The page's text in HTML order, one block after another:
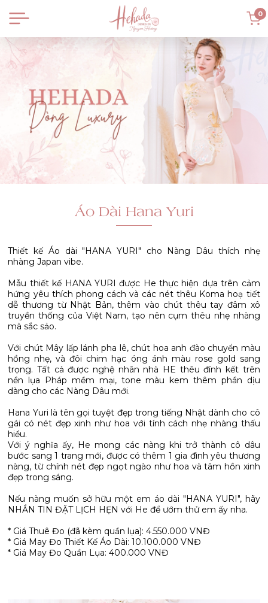
0
Áo Dài Hana Yuri
Thiết kế Áo dài "HANA YURI" cho Nàng Dâu thích nhẹ
nhàng Japan vibe.
Mẫu thiết kế HANA YURI được He thực hiện dựa trên cảm
hứng yêu thích phong cách và các nét thêu Koma hoạ tiết
dễ thương từ Nhật Bản, thêm vào chút thêu tay đâm xô
truyền thống của Việt Nam, tạo nên cụm thêu nhẹ nhàng
mà sắc sảo.
Với chút Mây lấp lánh pha lê, chút hoa anh đào chuyển màu
hồng nhẹ, và đôi chim hạc óng ánh màu rose gold sang
trọng. Tất cả được nghệ nhân nhà HE thêu đính kết trên
nền lụa Pháp mềm mại, tone màu kem thêm phần dịu
dàng cho các Nàng Dâu mới.
Hana Yuri là tên gọi tuyệt đẹp trong tiếng Nhật dành cho cô
gái có nét đẹp xinh như hoa với tính cách nhẹ nhàng thấu
hiểu.
Với ý nghĩa ấy, He mong các nàng khi trở thành cô dâu
bước sang 1 trang mới, được có thêm 1 gia đình yêu thương
nàng, từ chính nét đẹp ngọt ngào như hoa và tâm hồn xinh
đẹp trong sáng.
Nếu nàng muốn sở hữu một em áo dài "HANA YURI", hãy
NHẮN TIN ĐẶT LỊCH HẸN với He để ướm thử em ấy nha.
* Giá Thuê Đo (đã kèm quần lụa): 4.550.000 VNĐ
* Giá May Đo Thiết Kế Áo Dài: 10.100.000 VNĐ